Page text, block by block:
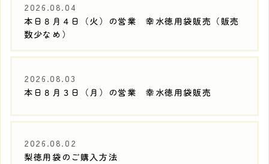
2026.08.04
本日８月４日（火）の営業 幸水徳用袋販売（販売
数少なめ）
2026.08.03
本日８月３日（月）の営業 幸水徳用袋販売
2026.08.02
梨徳用袋のご購入方法